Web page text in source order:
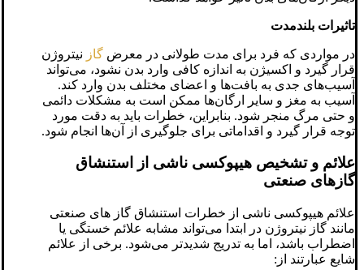
تاثیرات بلندمدت
در مواردی که فرد برای مدت طولانی در معرض گاز نیتروژن
قرار گیرد و اکسیژن به اندازه کافی وارد بدن نشود، می‌تواند
آسیب‌های جدی به بافت‌ها و اعضای مختلف بدن وارد کند.
آسیب به مغز و سایر ارگان‌ها ممکن است به مشکلات دائمی
و حتی مرگ منجر شود. بنابراین، خطرات باید به دقت مورد
توجه قرار گیرد و اقداماتی برای جلوگیری از آن‌ها انجام شود.
علائم و تشخیص هیپوکسی ناشی از استنشاق
گازهای صنعتی
علائم هیپوکسی ناشی از خطرات استنشاق گاز های صنعتی
مانند گاز نیتروژن در ابتدا می‌تواند مشابه علائم خستگی یا
اضطراب باشد، اما به تدریج شدیدتر می‌شود. برخی از علائم
شایع عبارتند از: